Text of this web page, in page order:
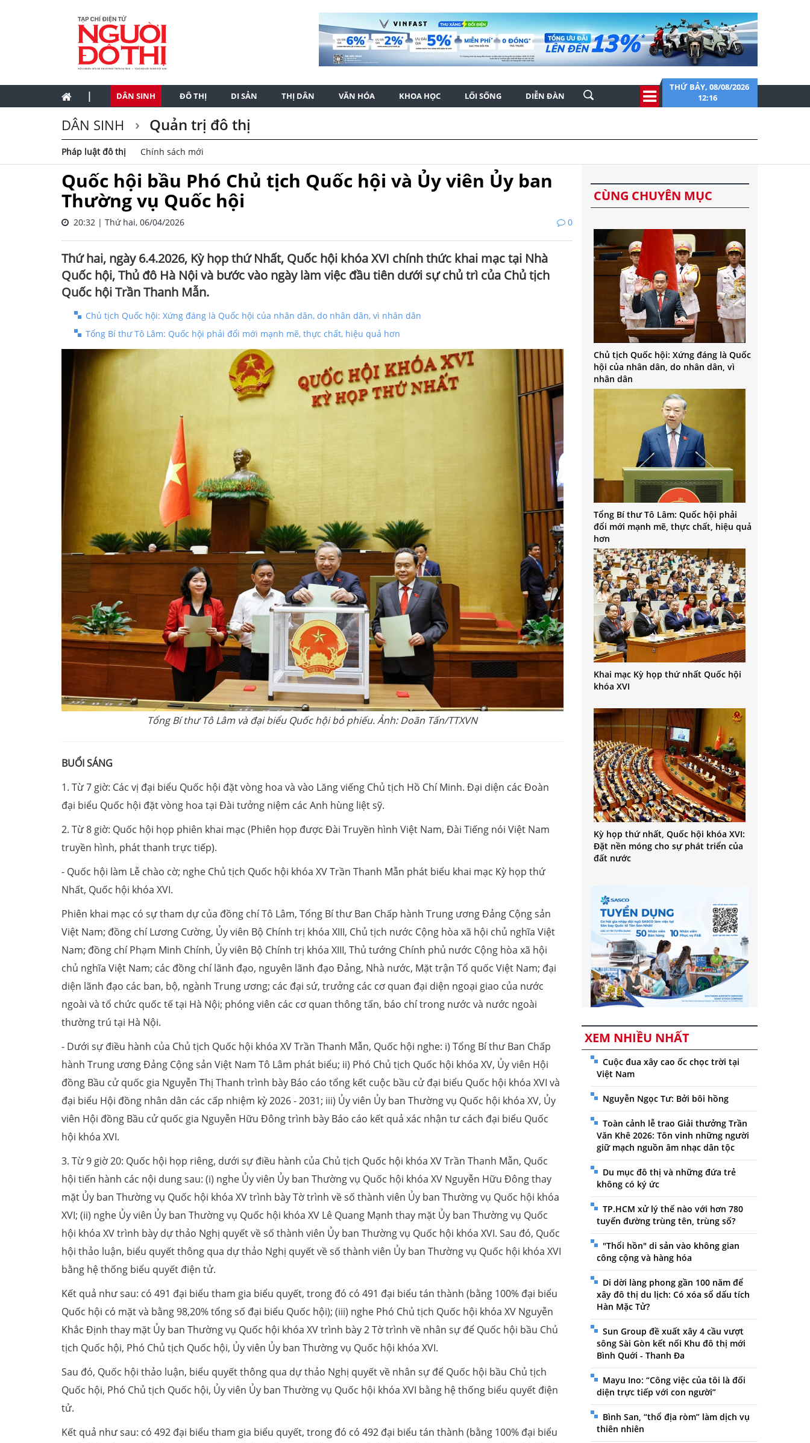
| DÂN SINH ĐÔ THỊ DI SẢN THỊ DÂN VĂN HÓA KHOA HỌC LỐI SỐNG DIỄN ĐÀN
THỨ BẢY, 08/08/2026
12:16
DÂN SINH Quản trị đô thị
Pháp luật đô thị Chính sách mới
Quốc hội bầu Phó Chủ tịch Quốc hội và Ủy viên Ủy ban
Thường vụ Quốc hội
20:32 | Thứ hai, 06/04/2026 0
Thứ hai, ngày 6.4.2026, Kỳ họp thứ Nhất, Quốc hội khóa XVI chính thức khai mạc tại Nhà
Quốc hội, Thủ đô Hà Nội và bước vào ngày làm việc đầu tiên dưới sự chủ trì của Chủ tịch
Quốc hội Trần Thanh Mẫn.
Chủ tịch Quốc hội: Xứng đáng là Quốc hội của nhân dân, do nhân dân, vì nhân dân
Tổng Bí thư Tô Lâm: Quốc hội phải đổi mới mạnh mẽ, thực chất, hiệu quả hơn
Tổng Bí thư Tô Lâm và đại biểu Quốc hội bỏ phiếu. Ảnh: Doãn Tấn/TTXVN
BUỔI SÁNG
1. Từ 7 giờ: Các vị đại biểu Quốc hội đặt vòng hoa và vào Lăng viếng Chủ tịch Hồ Chí Minh. Đại diện các Đoàn
đại biểu Quốc hội đặt vòng hoa tại Đài tưởng niệm các Anh hùng liệt sỹ.
2. Từ 8 giờ: Quốc hội họp phiên khai mạc (Phiên họp được Đài Truyền hình Việt Nam, Đài Tiếng nói Việt Nam
truyền hình, phát thanh trực tiếp).
- Quốc hội làm Lễ chào cờ; nghe Chủ tịch Quốc hội khóa XV Trần Thanh Mẫn phát biểu khai mạc Kỳ họp thứ
Nhất, Quốc hội khóa XVI.
Phiên khai mạc có sự tham dự của đồng chí Tô Lâm, Tổng Bí thư Ban Chấp hành Trung ương Đảng Cộng sản
Việt Nam; đồng chí Lương Cường, Ủy viên Bộ Chính trị khóa XIII, Chủ tịch nước Cộng hòa xã hội chủ nghĩa Việt
Nam; đồng chí Phạm Minh Chính, Ủy viên Bộ Chính trị khóa XIII, Thủ tướng Chính phủ nước Cộng hòa xã hội
chủ nghĩa Việt Nam; các đồng chí lãnh đạo, nguyên lãnh đạo Đảng, Nhà nước, Mặt trận Tổ quốc Việt Nam; đại
diện lãnh đạo các ban, bộ, ngành Trung ương; các đại sứ, trưởng các cơ quan đại diện ngoại giao của nước
ngoài và tổ chức quốc tế tại Hà Nội; phóng viên các cơ quan thông tấn, báo chí trong nước và nước ngoài
thường trú tại Hà Nội.
- Dưới sự điều hành của Chủ tịch Quốc hội khóa XV Trần Thanh Mẫn, Quốc hội nghe: i) Tổng Bí thư Ban Chấp
hành Trung ương Đảng Cộng sản Việt Nam Tô Lâm phát biểu; ii) Phó Chủ tịch Quốc hội khóa XV, Ủy viên Hội
đồng Bầu cử quốc gia Nguyễn Thị Thanh trình bày Báo cáo tổng kết cuộc bầu cử đại biểu Quốc hội khóa XVI và
đại biểu Hội đồng nhân dân các cấp nhiệm kỳ 2026 - 2031; iii) Ủy viên Ủy ban Thường vụ Quốc hội khóa XV, Ủy
viên Hội đồng Bầu cử quốc gia Nguyễn Hữu Đông trình bày Báo cáo kết quả xác nhận tư cách đại biểu Quốc
hội khóa XVI.
3. Từ 9 giờ 20: Quốc hội họp riêng, dưới sự điều hành của Chủ tịch Quốc hội khóa XV Trần Thanh Mẫn, Quốc
hội tiến hành các nội dung sau: (i) nghe Ủy viên Ủy ban Thường vụ Quốc hội khóa XV Nguyễn Hữu Đông thay
mặt Ủy ban Thường vụ Quốc hội khóa XV trình bày Tờ trình về số thành viên Ủy ban Thường vụ Quốc hội khóa
XVI; (ii) nghe Ủy viên Ủy ban Thường vụ Quốc hội khóa XV Lê Quang Mạnh thay mặt Ủy ban Thường vụ Quốc
hội khóa XV trình bày dự thảo Nghị quyết về số thành viên Ủy ban Thường vụ Quốc hội khóa XVI. Sau đó, Quốc
hội thảo luận, biểu quyết thông qua dự thảo Nghị quyết về số thành viên Ủy ban Thường vụ Quốc hội khóa XVI
bằng hệ thống biểu quyết điện tử.
Kết quả như sau: có 491 đại biểu tham gia biểu quyết, trong đó có 491 đại biểu tán thành (bằng 100% đại biểu
Quốc hội có mặt và bằng 98,20% tổng số đại biểu Quốc hội); (iii) nghe Phó Chủ tịch Quốc hội khóa XV Nguyễn
Khắc Định thay mặt Ủy ban Thường vụ Quốc hội khóa XV trình bày 2 Tờ trình về nhân sự để Quốc hội bầu Chủ
tịch Quốc hội, Phó Chủ tịch Quốc hội, Ủy viên Ủy ban Thường vụ Quốc hội khóa XVI.
Sau đó, Quốc hội thảo luận, biểu quyết thông qua dự thảo Nghị quyết về nhân sự để Quốc hội bầu Chủ tịch
Quốc hội, Phó Chủ tịch Quốc hội, Ủy viên Ủy ban Thường vụ Quốc hội khóa XVI bằng hệ thống biểu quyết điện
tử.
Kết quả như sau: có 492 đại biểu tham gia biểu quyết, trong đó có 492 đại biểu tán thành (bằng 100% đại biểu
CÙNG CHUYÊN MỤC
Chủ tịch Quốc hội: Xứng đáng là Quốc
hội của nhân dân, do nhân dân, vì
nhân dân
Tổng Bí thư Tô Lâm: Quốc hội phải
đổi mới mạnh mẽ, thực chất, hiệu quả
hơn
Khai mạc Kỳ họp thứ nhất Quốc hội
khóa XVI
Kỳ họp thứ nhất, Quốc hội khóa XVI:
Đặt nền móng cho sự phát triển của
đất nước
XEM NHIỀU NHẤT
Cuộc đua xây cao ốc chọc trời tại
Việt Nam
Nguyễn Ngọc Tư: Bởi bôi hồng
Toàn cảnh lễ trao Giải thưởng Trần
Văn Khê 2026: Tôn vinh những người
giữ mạch nguồn âm nhạc dân tộc
Du mục đô thị và những đứa trẻ
không có ký ức
TP.HCM xử lý thế nào với hơn 780
tuyến đường trùng tên, trùng số?
"Thổi hồn" di sản vào không gian
công cộng và hàng hóa
Di dời làng phong gần 100 năm để
xây đô thị du lịch: Có xóa sổ dấu tích
Hàn Mặc Tử?
Sun Group đề xuất xây 4 cầu vượt
sông Sài Gòn kết nối Khu đô thị mới
Bình Quới - Thanh Đa
Mayu Ino: “Công việc của tôi là đối
diện trực tiếp với con người”
Bình San, “thổ địa ròm” làm dịch vụ
thiên nhiên